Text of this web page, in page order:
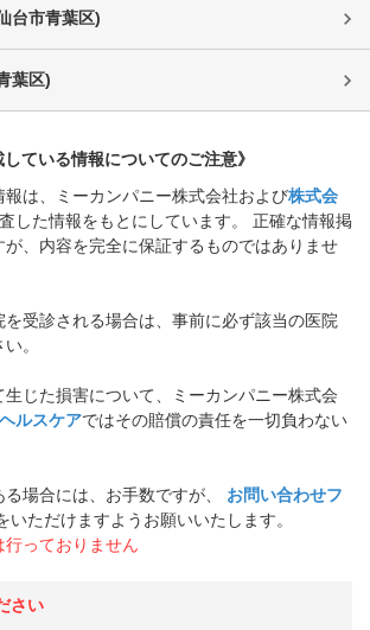
台市青葉区)
葉区)
している情報についてのご注意》
は、ミーカンパニー株式会社および株式会
した情報をもとにしています。 正確な情報掲
、内容を完全に保証するものではありませ
受診される場合は、事前に必ず該当の医院
。
生じた損害について、ミーカンパニー株式会
ルスケアではその賠償の責任を一切負わない
場合には、お手数ですが、
お問い合わせフ
いただけますようお願いいたします。
っておりません
さい